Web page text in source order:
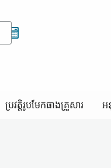
ប្រវត្តិរូប​មែកធាង​គ្រួសារ អ